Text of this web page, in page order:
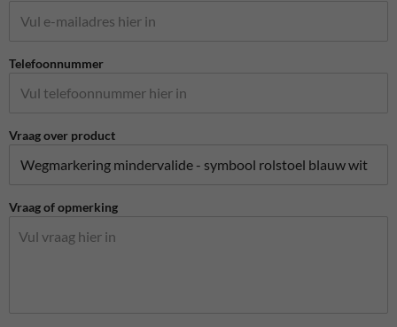
Telefoonnummer
Vraag over product
Vraag of opmerking